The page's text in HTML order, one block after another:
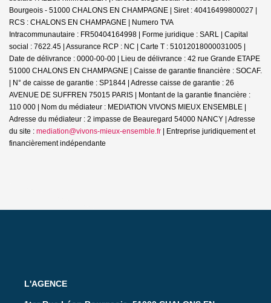
Bourgeois - 51000 CHALONS EN CHAMPAGNE | Siret : 40416499800027 |
RCS : CHALONS EN CHAMPAGNE | Numero TVA
Intracommunautaire : FR50404164998 | Forme juridique : SARL | Capital
social : 7622.45 | Assurance RCP : NC | Carte T : 51012018000031005 |
Date de délivrance : 0000-00-00 | Lieu de délivrance : 42 rue Grande ETAPE
51000 CHALONS EN CHAMPAGNE | Caisse de garantie financière : SOCAF.
| N° de caisse de garantie : SP1844 | Adresse caisse de garantie : 26
AVENUE DE SUFFREN 75015 PARIS | Montant de la garantie financière :
110 000 | Nom du médiateur : MEDIATION VIVONS MIEUX ENSEMBLE |
Adresse du médiateur : 2 impasse de Beauregard 54000 NANCY | Adresse
du site : mediation@vivons-mieux-ensemble.fr | Entreprise juridiquement et
financièrement indépendante
L'AGENCE